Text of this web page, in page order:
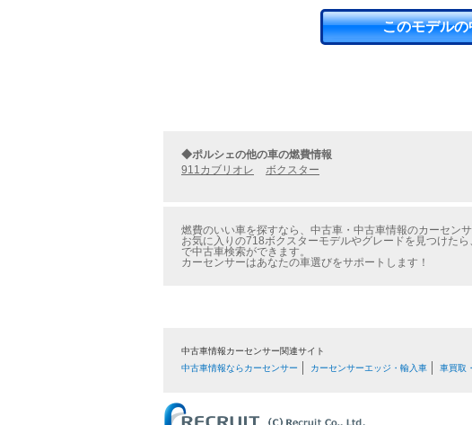
このモデル
◆ポルシェの他の車の燃費情報
911カブリオレ
ボクスター
燃費のいい車を探すなら、中古車・中古車情報のカーセン
お気に入りの718ボクスターモデルやグレードを見つけた
で中古車検索ができます。
カーセンサーはあなたの車選びをサポートします！
中古車情報カーセンサー関連サイト
中古車情報ならカーセンサー
カーセンサーエッジ・輸入車 車買取